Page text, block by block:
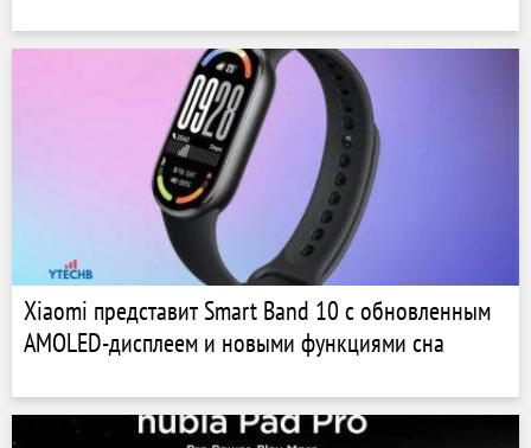
Xiaomi представит Smart Band 10 с обновленным
AMOLED-дисплеем и новыми функциями сна